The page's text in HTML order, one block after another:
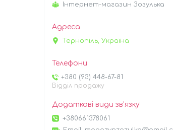
Інтернет-магазин Зозулька
Тернопіль, Україна
+380 (93) 448-67-81
Відділ продажу
+380661378061